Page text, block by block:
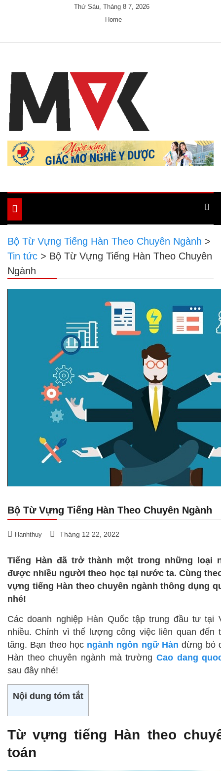
Thứ Sáu, Tháng 8 7, 2026
Home
Ample Magazine
Just another My Blog site
Toggle
navigation
Bộ Từ Vựng Tiếng Hàn Theo Chuyên Ngành >
Tin tức > Bộ Từ Vựng Tiếng Hàn Theo Chuyên
Ngành
Bộ Từ Vựng Tiếng Hàn Theo Chuyên Ngành
Hanhthuy Tháng 12 22, 2022
Tiếng Hàn đã trở thành một trong những loại
được nhiều người theo học tại nước ta. Cùng
vựng tiếng Hàn theo chuyên ngành thông dụng
nhé!
Các doanh nghiệp Hàn Quốc tập trung đầu tư tại
nhiều. Chính vì thế lượng công việc liên quan đến
tăng. Bạn theo học ngành ngôn ngữ Hàn đừng bỏ
Hàn theo chuyên ngành mà trường Cao dang
sau đây nhé!
Nội dung tóm tắt
Từ vựng tiếng Hàn theo
toán